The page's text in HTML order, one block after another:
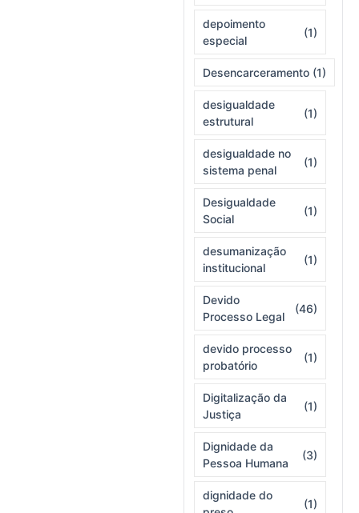
depoimento
especial
(1)
Desencarceramento (1)
desigualdade
estrutural
(1)
desigualdade no
sistema penal
(1)
Desigualdade
Social
(1)
desumanização
institucional
(1)
Devido
Processo Legal
(46)
devido processo
probatório
(1)
Digitalização da
Justiça
(1)
Dignidade da
Pessoa Humana
(3)
dignidade do
(1)